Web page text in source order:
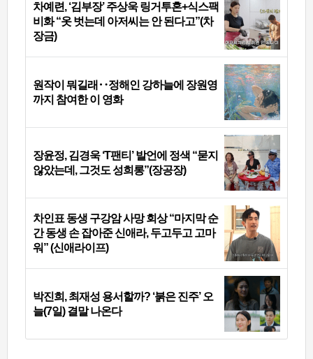
차예련, ‘김부장’ 주상욱 링거투혼+식스팩
비화 “옷 벗는데 아저씨는 안 된다고”(차
장금)
원작이 뭐길래‥정해인 강하늘에 장원영
까지 참여한 이 영화
장윤정, 김경욱 ‘T팬티’ 발언에 정색 “묻지
않았는데, 그것도 성희롱”(장공장)
차인표 동생 구강암 사망 회상 “마지막 순
간 동생 손 잡아준 신애라, 두고두고 고마
워” (신애라이프)
박진희, 최재성 용서할까? ‘붉은 진주’ 오
늘(7일) 결말 나온다